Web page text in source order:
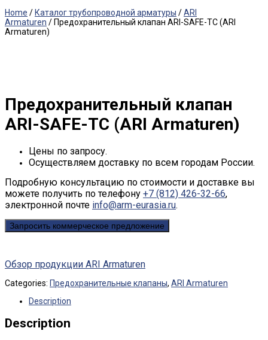
Home / Каталог трубопроводной арматуры /ARI
Armaturen / Предохранительный клапан ARI-SAFE-TC (ARI
Armaturen)
Предохранительный клапан
ARI-SAFE-TC (ARI Armaturen)
Цены по запросу.
Осуществляем доставку по всем городам России.
Подробную консультацию по стоимости и доставке вы
можете получить по телефону +7 (812) 426-32-66,
электронной почте info@arm-eurasia.ru.
Запросить коммерческое предложение
Обзор продукции ARI Armaturen
Categories: Предохранительные клапаны, ARI Armaturen
Description
Description